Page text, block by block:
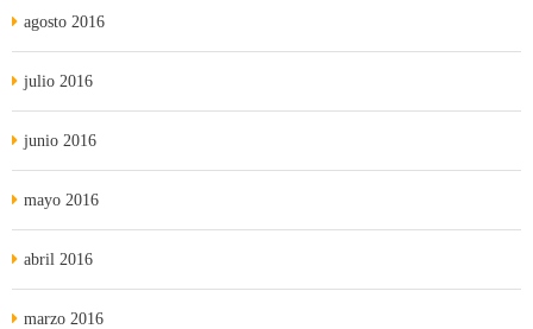
agosto 2016
julio 2016
junio 2016
mayo 2016
abril 2016
marzo 2016